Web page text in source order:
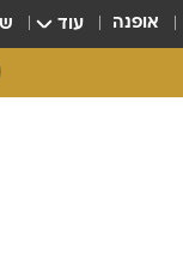
אופנה עוד